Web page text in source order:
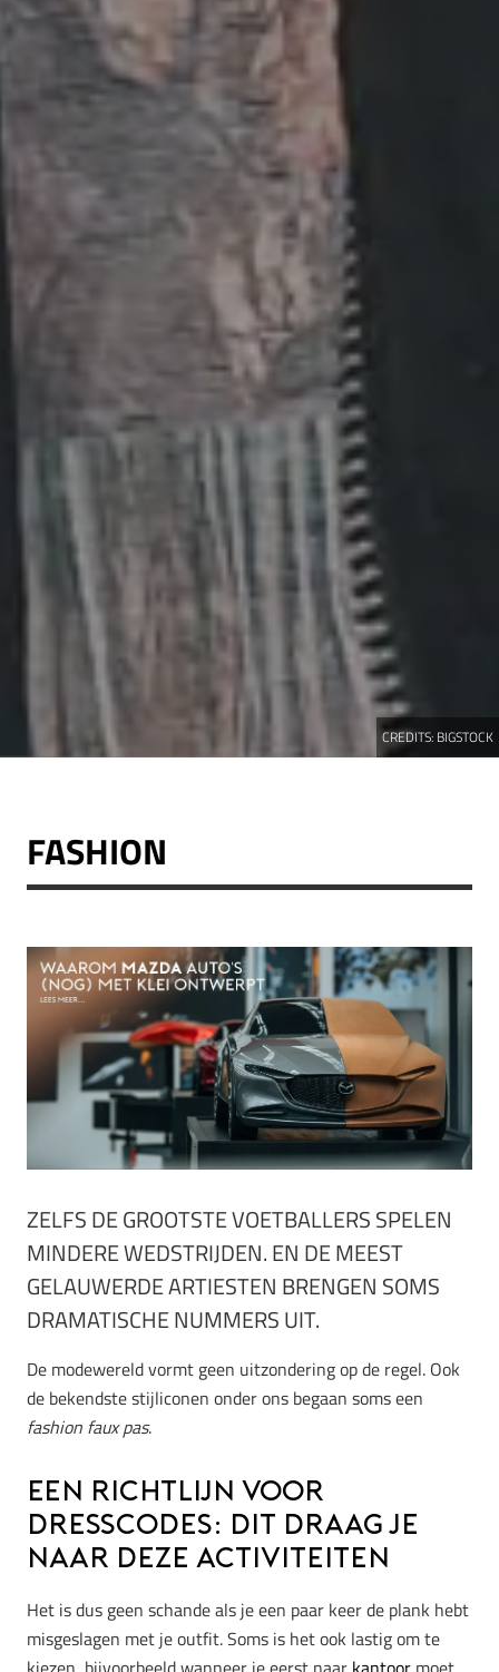
CREDITS: BIGSTOCK
FASHION
ZELFS DE GROOTSTE VOETBALLERS SPELEN
MINDERE WEDSTRIJDEN. EN DE MEEST
GELAUWERDE ARTIESTEN BRENGEN SOMS
DRAMATISCHE NUMMERS UIT.
De modewereld vormt geen uitzondering op de regel. Ook
de bekendste stijliconen onder ons begaan soms een
fashion faux pas.
Een richtlijn voor
dresscodes: dit draag je
naar deze activiteiten
Het is dus geen schande als je een paar keer de plank hebt
misgeslagen met je outfit. Soms is het ook lastig om te